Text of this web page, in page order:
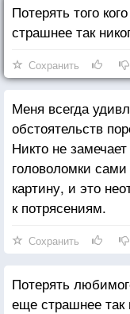
Потерять того
страшнее так
Сохранить
Меня всегда
обстоятельств
Никто не
головоломки
картину, и это
к потрясениям.
Сохранить
Потерять
еще страшнее так